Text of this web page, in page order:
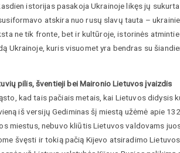
istorijas pasakoja Ukrainoje likęs jų
atskira nuo rusų slavų tauta –
ne tik fronte, bet ir kultūroje, istorinės
Ukrainoje, kuris visuomet yra bendras su
pilis, šventieji bei Maironio Lietuvos įvaizdis
kad tais pačiais metais, kai Lietuvos didysis
iš versijų Gediminas šį miestą užėmė apie
miestus, nebuvo kliūtis Lietuvos valdovams
švęsti ir tokią pačią Kijevo atsiradimo